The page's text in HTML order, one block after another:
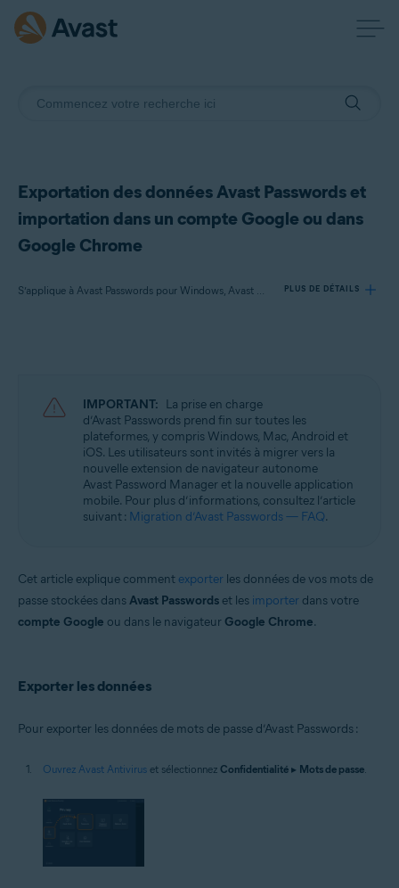
Exportation des données Avast Passwords et
importation dans un compte Google ou dans
Google Chrome
S’applique à Avast Passwords pour Windows, Avast Premium Security pour Windows PLUS DE DÉTAILS
Avast Premium Security 22.x pour Windows
Systèmes d'exploitation:
Microsoft Windows 11 Famille/Pro/Entreprise/Éducation
Microsoft Windows 10 Famille/Pro/Entreprise/Éducation (32/64 bits)
Microsoft Windows 8.1/Professionnel/Entreprise (32/64 bits)
Microsoft Windows 8/Professionnel/Entreprise (32/64 bits)
Microsoft Windows 7 Édition Familiale Basique/Édition Familiale
IMPORTANT: La prise en charge
d’Avast Passwords prend fin sur toutes les
plateformes, y compris Windows, Mac, Android et
iOS. Les utilisateurs sont invités à migrer vers la
nouvelle extension de navigateur autonome
Avast Password Manager et la nouvelle application
mobile. Pour plus d’informations, consultez l’article
suivant : Migration d’Avast Passwords — FAQ.
Cet article explique comment exporter les données de vos mots de
passe stockées dansAvast Passwords et les importer dans votre
compte Google ou dans le navigateur Google Chrome.
Exporter les données
Pour exporter les données de mots de passe d’Avast Passwords :
Ouvrez Avast Antivirus et sélectionnez Confidentialité ▸ Mots de passe.